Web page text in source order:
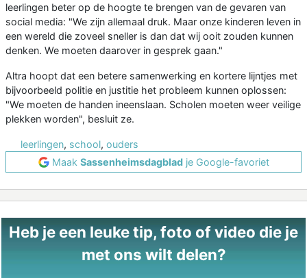
leerlingen beter op de hoogte te brengen van de gevaren van
social media: "We zijn allemaal druk. Maar onze kinderen leven in
een wereld die zoveel sneller is dan dat wij ooit zouden kunnen
denken. We moeten daarover in gesprek gaan."
Altra hoopt dat een betere samenwerking en kortere lijntjes met
bijvoorbeeld politie en justitie het probleem kunnen oplossen:
"We moeten de handen ineenslaan. Scholen moeten weer veilige
plekken worden", besluit ze.
leerlingen, school, ouders
Maak Sassenheimsdagbladje Google-favoriet
Heb je een leuke tip, foto of video die je
met ons wilt delen?